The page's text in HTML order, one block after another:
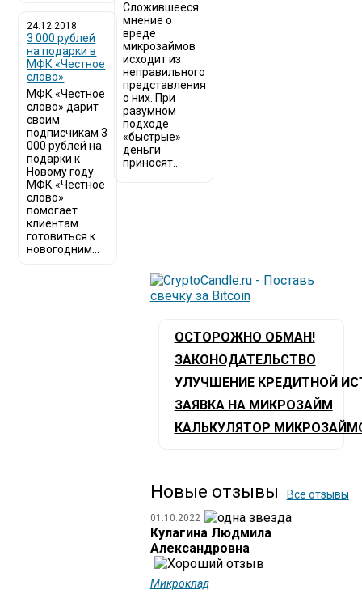
24.12.2018
3 000 рублей
на подарки в
МФК «Честное
слово»
МФК «Честное
слово» дарит
своим
подписчикам 3
000 рублей на
подарки к
Новому году
МФК «Честное
слово»
помогает
клиентам
готовиться к
новогодним...
Сложившееся
мнение о
вреде
микрозаймов
исходит из
неправильного
представления
о них. При
разумном
подходе
«быстрые»
деньги
приносят...
ОСТОРОЖНО ОБМАН!
ЗАКОНОДАТЕЛЬСТВО
УЛУЧШЕНИЕ КРЕДИТНОЙ
ЗАЯВКА НА МИКРОЗАЙМ
КАЛЬКУЛЯТОР
Новые отзывы Все отзывы
01.10.2022
Кулагина Людмила
Александровна
Микроклад